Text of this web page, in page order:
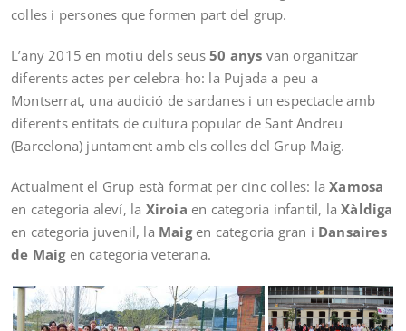
colles i persones que formen part del grup.
L’any 2015 en motiu dels seus 50 anys van organitzar
diferents actes per celebra-ho: la Pujada a peu a
Montserrat, una audició de sardanes i un espectacle amb
diferents entitats de cultura popular de Sant Andreu
(Barcelona) juntament amb els colles del Grup Maig.
Actualment el Grup està format per cinc colles: laXamosa
en categoria aleví, la Xiroia en categoria infantil, laXàldiga
en categoria juvenil, la Maigen categoria gran i Dansaires
de Maigen categoria veterana.